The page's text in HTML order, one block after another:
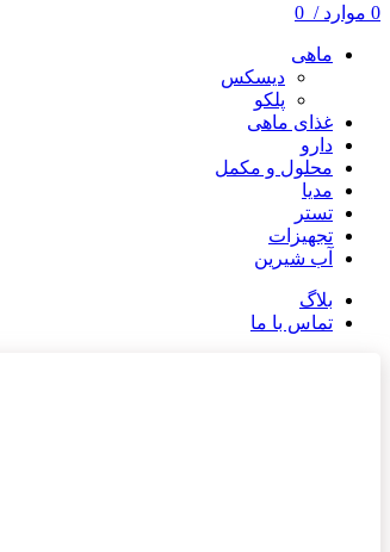
0 موارد /
ماهی
دیسکس
پلکو
غذای ماهی
دارو
محلول و مکمل
مدیا
تستر
تجهیزات
آب شیرین
بلاگ
تماس با ما